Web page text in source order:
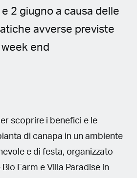
2 giugno a causa delle
avverse previste
end
scoprire i benefici e le
di canapa in un ambiente
e di festa, organizzato
Farm e Villa Paradise in